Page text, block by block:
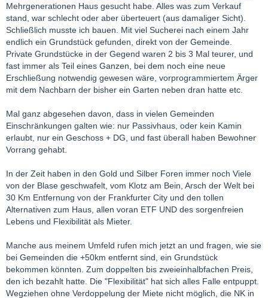
Mehrgenerationen Haus gesucht habe. Alles was zum Verkauf
stand, war schlecht oder aber überteuert (aus damaliger Sicht).
Schließlich musste ich bauen. Mit viel Sucherei nach einem Jahr
endlich ein Grundstück gefunden, direkt von der Gemeinde.
Private Grundstücke in der Gegend waren 2 bis 3 Mal teurer, und
fast immer als Teil eines Ganzen, bei dem noch eine neue
Erschließung notwendig gewesen wäre, vorprogrammiertem Ärger
mit dem Nachbarn der bisher ein Garten neben dran hatte etc.
Mal ganz abgesehen davon, dass in vielen Gemeinden
Einschränkungen galten wie: nur Passivhaus, oder kein Kamin
erlaubt, nur ein Geschoss + DG, und fast überall haben Bewohner
Vorrang gehabt.
In der Zeit haben in den Gold und Silber Foren immer noch Viele
von der Blase geschwafelt, vom Klotz am Bein, Arsch der Welt bei
30 Km Entfernung von der Frankfurter City und den tollen
Alternativen zum Haus, allen voran ETF UND des sorgenfreien
Lebens und Flexibilität als Mieter.
Manche aus meinem Umfeld rufen mich jetzt an und fragen, wie sie
bei Gemeinden die +50km entfernt sind, ein Grundstück
bekommen könnten. Zum doppelten bis zweieinhalbfachen Preis,
den ich bezahlt hatte. Die "Flexibilität" hat sich alles Falle entpuppt.
Wegziehen ohne Verdoppelung der Miete nicht möglich, die NK in